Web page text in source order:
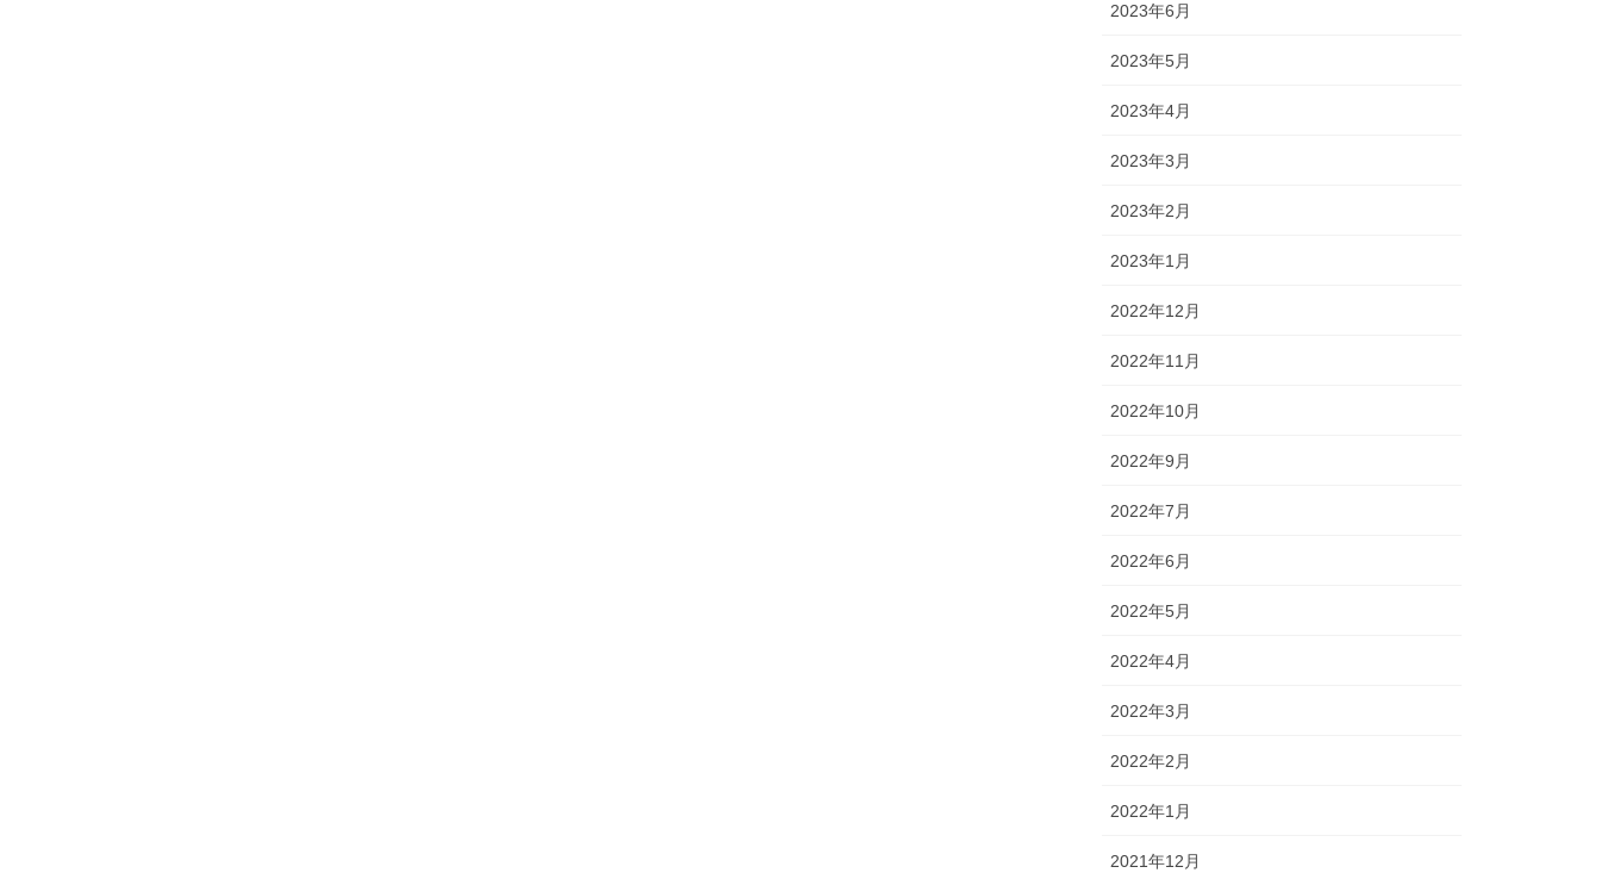
2023年6月
2023年5月
2023年4月
2023年3月
2023年2月
2023年1月
2022年12月
2022年11月
2022年10月
2022年9月
2022年7月
2022年6月
2022年5月
2022年4月
2022年3月
2022年2月
2022年1月
2021年12月